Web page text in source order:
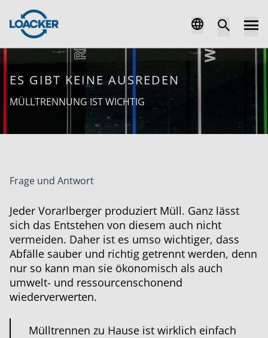
ES GIBT KEINE AUSREDEN
MÜLLTRENNUNG IST WICHTIG
Frage und Antwort
Jeder Vorarlberger produziert Müll. Ganz lässt
sich das Entstehen von diesem auch nicht
vermeiden. Daher ist es umso wichtiger, dass
Abfälle sauber und richtig getrennt werden, denn
nur so kann man sie ökonomisch als auch
umwelt- und ressourcenschonend
wiederverwerten.
Mülltrennen zu Hause ist wirklich einfach